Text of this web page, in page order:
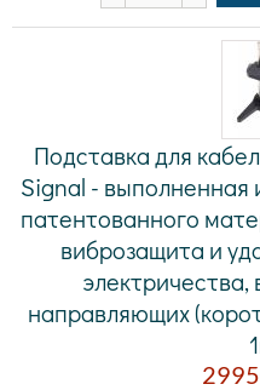
Подставка для
Signal -
патентованного
виброзащита и
электричества,
направляющих